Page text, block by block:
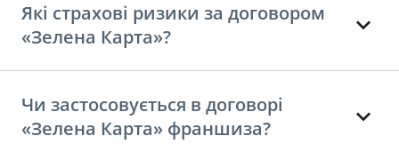
Які страхові ризики за договором
«Зелена Карта»?
Чи застосовується в договорі
«Зелена Карта» франшиза?